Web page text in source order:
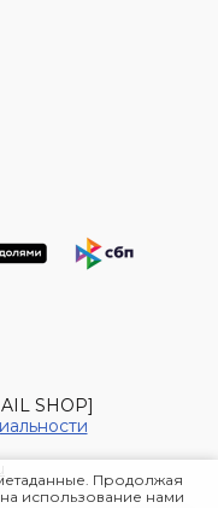
SHOP]
Продолжая
использование нами